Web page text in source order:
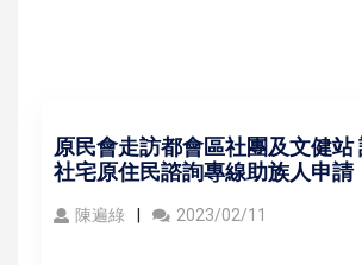
原民會走訪都會區社團及文健站
社宅原住民諮詢專線助族人申請
陳遍綠 2023/02/11